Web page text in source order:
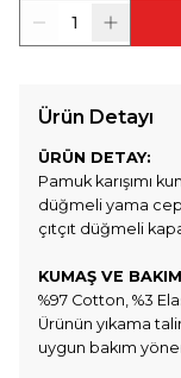
1
Ürün Detayı
ÜRÜN DETAY:
Pamuk karışımı
düğmeli yama
çıtçıt düğmeli
KUMAŞ VE
%97 Cotton, %3
Ürünün yıkama
uygun bakım